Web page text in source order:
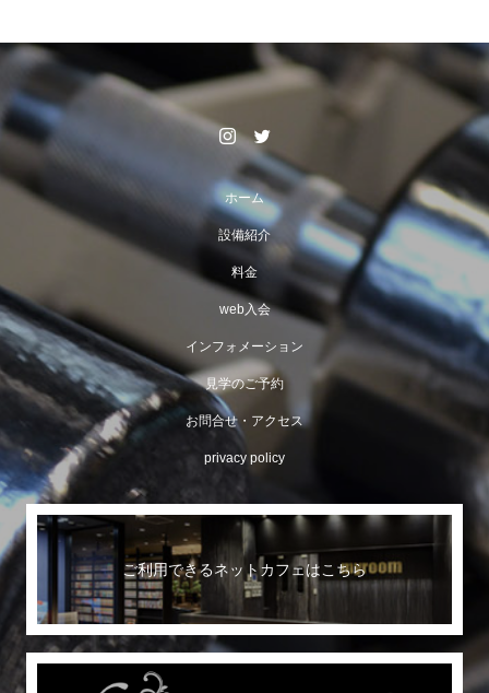
ホーム
設備紹介
料金
web入会
インフォメーション
見学のご予約
お問合せ・アクセス
privacy policy
ご利用できるネットカフェはこちら